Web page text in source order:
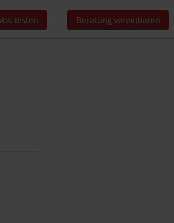
testen Beratung vereinbaren